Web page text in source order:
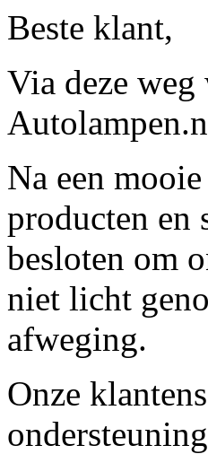
Beste klant,
Via deze
Na een
producten en
besloten om
niet licht
afweging.
Onze